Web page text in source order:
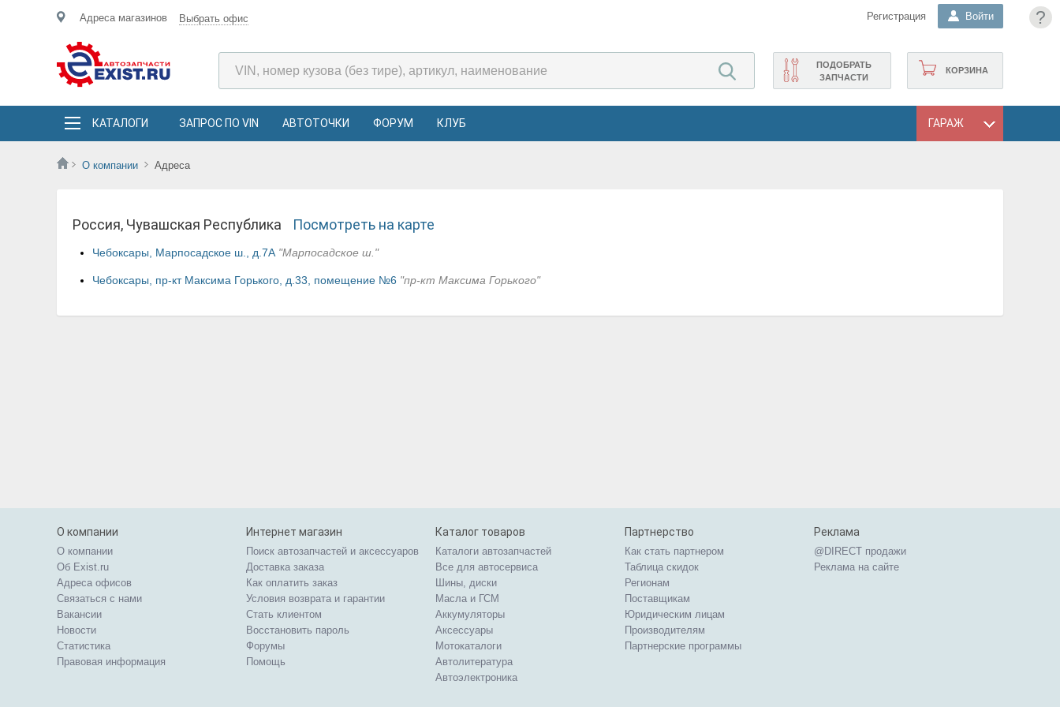
?
Адреса магазинов Выбрать офис Регистрация Войти
КОРЗИНА
ПОДОБРАТЬ
ЗАПЧАСТИ
КАТАЛОГИ ЗАПРОС ПО VIN АВТОТОЧКИ ФОРУМ КЛУБ ГАРАЖ
О компании Адреса
Россия, Чувашская Республика Посмотреть на карте
Чебоксары, Марпосадское ш., д.7А "Марпосадское ш."
Чебоксары, пр-кт Максима Горького, д.33, помещение №6 "пр-кт Максима Горького"
О компании
О компании
Об Exist.ru
Адреса офисов
Связаться с нами
Вакансии
Новости
Статистика
Правовая информация
Интернет магазин
Поиск автозапчастей и аксессуаров
Доставка заказа
Как оплатить заказ
Условия возврата и гарантии
Стать клиентом
Восстановить пароль
Форумы
Помощь
Каталог товаров
Каталоги автозапчастей
Все для автосервиса
Шины, диски
Масла и ГСМ
Аккумуляторы
Аксессуары
Мотокаталоги
Автолитература
Автоэлектроника
Партнерство
Как стать партнером
Таблица скидок
Регионам
Поставщикам
Юридическим лицам
Производителям
Партнерские программы
Реклама
@DIRECT продажи
Реклама на сайте